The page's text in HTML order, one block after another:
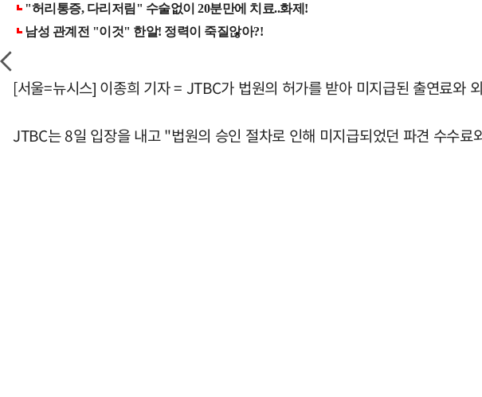
[서울=뉴시스] 이종희 기자 = JTBC가 법원의 허가를 받아 미지급된 출연료와
JTBC는 8일 입장을 내고 "법원의 승인 절차로 인해 미지급되었던 파견 수수